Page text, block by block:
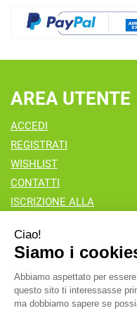
AREA UTENTE
ACCEDI
REGISTRATI
WISHLIST
CONTATTI
ISCRIZIONE ALLA
Farmacia Valaperta Dr.
20069